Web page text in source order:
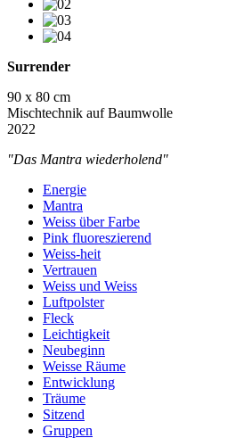
Surrender
90 x 80 cm
Mischtechnik auf Baumwolle
2022
"Das Mantra wiederholend"
Energie
Mantra
Weiss über Farbe
Pink fluoreszierend
Weiss-heit
Vertrauen
Weiss und Weiss
Luftpolster
Fleck
Leichtigkeit
Neubeginn
Weisse Räume
Entwicklung
Träume
Sitzend
Gruppen